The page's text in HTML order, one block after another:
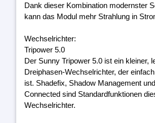
Dank dieser Kombination modernster
kann das Modul mehr Strahlung in
Wechselrichter:
Tripower 5.0
Der Sunny Tripower 5.0 ist ein kleiner,
Dreiphasen-Wechselrichter, der
ist. Shadefix, Shadow Management
Connected sind Standardfunktionen
Wechselrichter.